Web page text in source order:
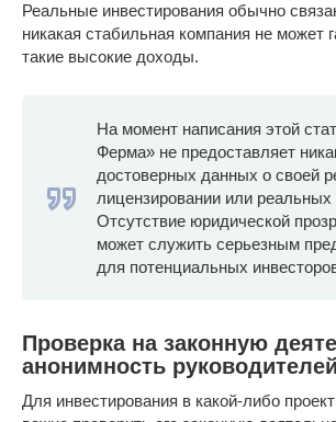
Реальные инвестирования обычно
никакая стабильная компания не может
такие высокие доходы.
На момент написания этой
Ферма» не предоставляет
достоверных данных о своей
лицензировании или
Отсутствие юридической
может служить серьезным
для потенциальных
Проверка на законную
анонимность руководителей
Для инвестирования в какой-либо